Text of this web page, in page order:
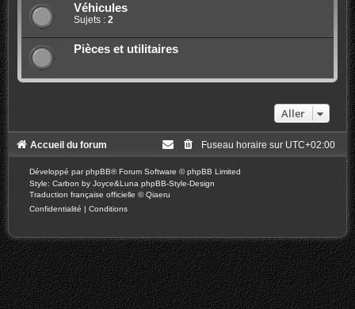
Véhicules
Sujets : 2
Pièces et utilitaires
Aller
Accueil du forum Fuseau horaire sur UTC+02:00
Développé parphpBB® Forum Software © phpBB Limited
Style: Carbon by Joyce&Luna phpBB-Style-Design
Traduction française officielle ©Qiaeru
Confidentialité | Conditions